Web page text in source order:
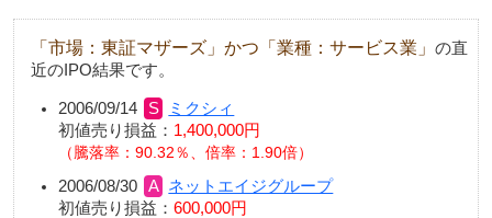
「市場：東証マザーズ」かつ「業種：サービス業」 の直
近のIPO結果です。
2006/09/14
ミクシィ
初値売り損益： 1,400,000円
騰落率：90.32％、倍率：1.90倍
2006/08/30
ネットエイジグループ
初値売り損益： 600,000円